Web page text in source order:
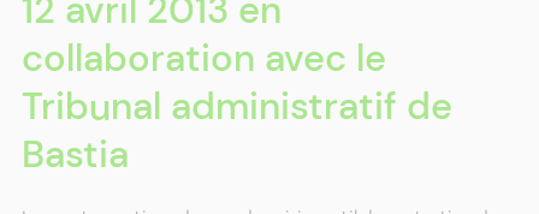
12 avril 2013 en
collaboration avec le
Tribunal administratif de
Bastia